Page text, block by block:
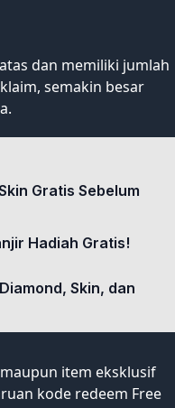
dan memiliki jumlah
semakin besar
Gratis Sebelum
Hadiah Gratis!
Skin, dan
item eksklusif
kode redeem Free